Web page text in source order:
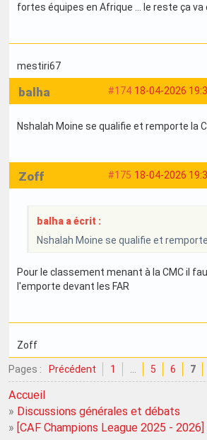
fortes équipes en Afrique … le reste ça va
mestiri67
#174 18-04-2026
balha
Nshalah Moine se qualifie et remporte la
#175 18-04-2026
Zoff
balha a écrit :
Nshalah Moine se qualifie et remporte
Pour le classement menant à la CMC il
l'emporte devant les FAR
Zoff
Pages : Précédent 1 … 5 6 7
Accueil
» Discussions générales et débats
» [CAF Champions League 2025 -